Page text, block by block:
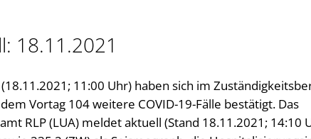
Öffnungszeiten
18.11.2021
11:00 Uhr) haben sich im
Vortag 104 weitere COVID-19-Fälle bestätigt. Das
RLP (LUA) meldet aktuell (Stand 18.11.2021; 14:10